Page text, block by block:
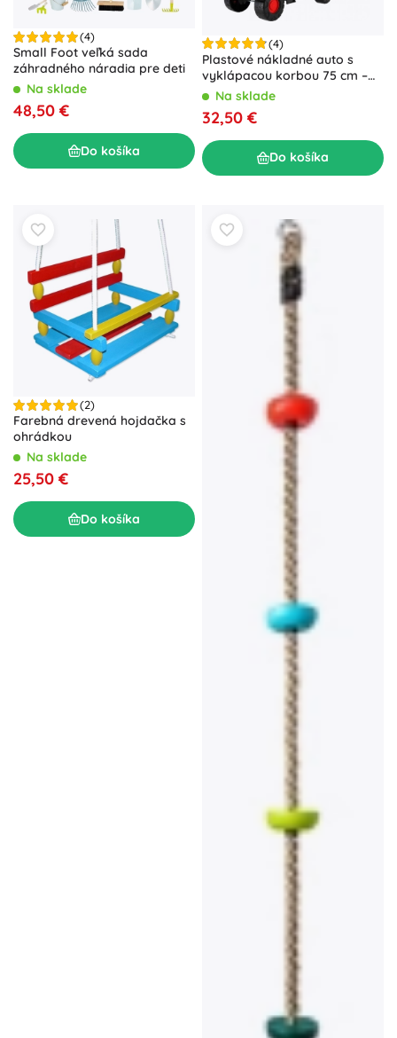
(4)
Small Foot veľká sada
záhradného náradia pre deti
Na sklade
48,50 €
Do košíka
(4)
Plastové nákladné auto s
vyklápacou korbou 75 cm –
Červená
Na sklade
32,50 €
Do košíka
(2)
Farebná drevená hojdačka s
ohrádkou
Na sklade
25,50 €
Do košíka